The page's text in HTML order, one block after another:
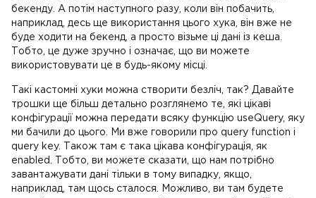
бекенду. А потім наступного разу, коли він побачить,
наприклад, десь ще використання цього хука, він вже не
буде ходити на бекенд, а просто візьме ці дані із кеша.
Тобто, це дуже зручно і означає, що ви можете
використовувати це в будь-якому місці.
Такі кастомні хуки можна створити безліч, так? Давайте
трошки ще більш детально розглянемо те, які цікаві
конфігурації можна передати всяку функцію useQuery, яку
ми бачили до цього. Ми вже говорили про query function і
query key. Також там є така цікава конфігурація, як
enabled. Тобто, ви можете сказати, що нам потрібно
завантажувати дані тільки в тому випадку, якщо,
наприклад, там щось сталося. Можливо, ви там будете